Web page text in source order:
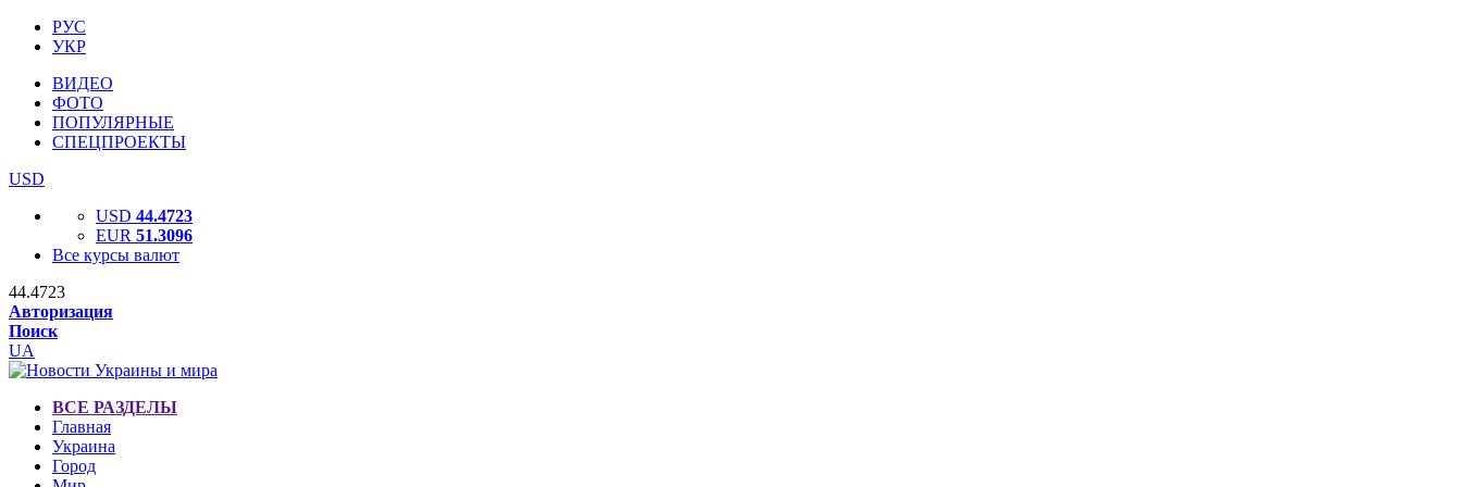
РУС
УКР
ВИДЕО
ФОТО
ПОПУЛЯРНЫЕ
СПЕЦПРОЕКТЫ
USD
USD 44.4723
EUR 51.3096
Все курсы валют
44.4723
Авторизация
Поиск
UA
ВСЕ РАЗДЕЛЫ
Главная
Украина
Город